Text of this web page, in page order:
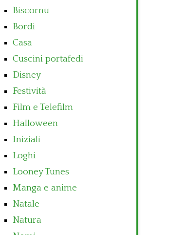
Biscornu
Bordi
Casa
Cuscini portafedi
Disney
Festività
Film e Telefilm
Halloween
Iniziali
Loghi
Looney Tunes
Manga e anime
Natale
Natura